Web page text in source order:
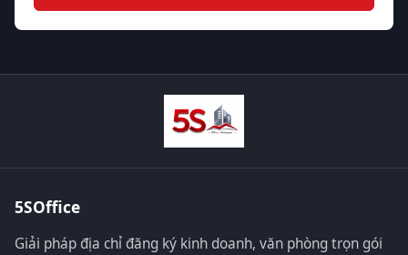
5SOffice
Giải pháp địa chỉ đăng ký kinh doanh, văn phòng trọn gói